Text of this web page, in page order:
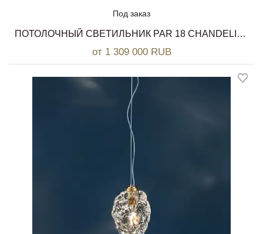
Под заказ
ПОТОЛОЧНЫЙ СВЕТИЛЬНИК PAR 18 CHANDELIER CATELLANI & SMITH
от 1 309 000 RUB